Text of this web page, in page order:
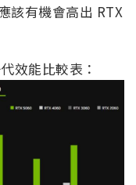
該有機會高出 RTX
效能比較表：